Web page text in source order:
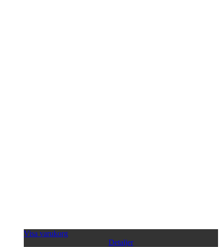
Visa varukorg
Detaljer